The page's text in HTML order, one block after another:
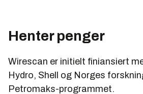
Henter penger
Wirescan er initielt finiansiert
Hydro, Shell og Norges
Petromaks-programmet.